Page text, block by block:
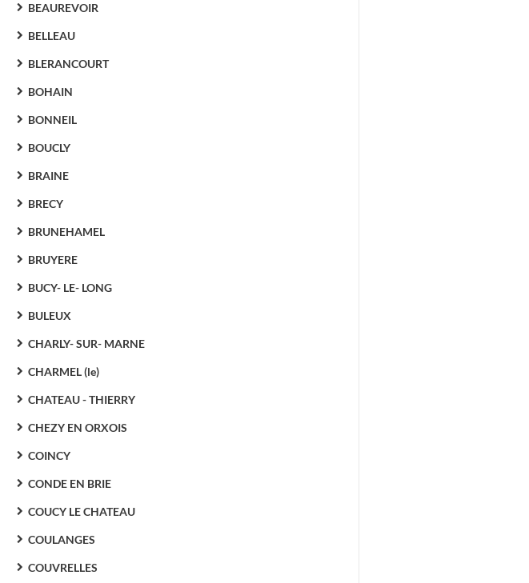
BEAUREVOIR
BELLEAU
BLERANCOURT
BOHAIN
BONNEIL
BOUCLY
BRAINE
BRECY
BRUNEHAMEL
BRUYERE
BUCY- LE- LONG
BULEUX
CHARLY- SUR- MARNE
CHARMEL (le)
CHATEAU - THIERRY
CHEZY EN ORXOIS
COINCY
CONDE EN BRIE
COUCY LE CHATEAU
COULANGES
COUVRELLES